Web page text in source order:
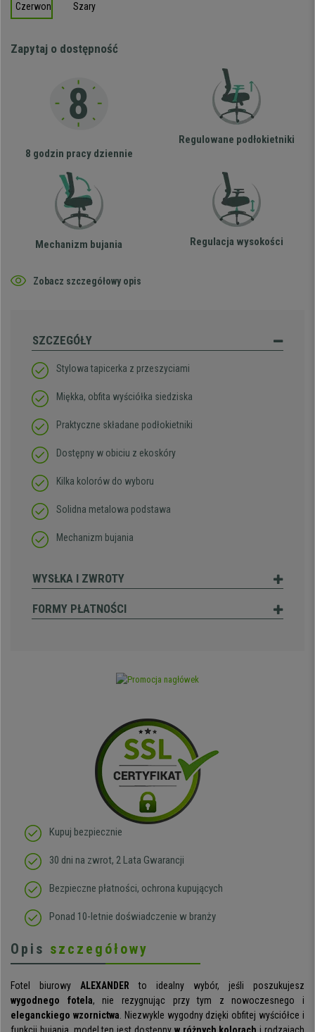
Czerwony Szary
Zapytaj o dostępność
8 godzin pracy dziennie
Regulowane podłokietniki
Mechanizm bujania Regulacja wysokości
Zobacz szczegółowy opis
SZCZEGÓŁY
Stylowa tapicerka z przeszyciami
Miękka, obfita wyściółka siedziska
Praktyczne składane podłokietniki
Dostępny w obiciu z ekoskóry
Kilka kolorów do wyboru
Solidna metalowa podstawa
Mechanizm bujania
WYSŁKA I ZWROTY
FORMY PŁATNOŚCI
Kupuj bezpiecznie
30 dni na zwrot, 2 Lata Gwarancji
Bezpieczne płatności, ochrona kupujących
Ponad 10-letnie doświadczenie w branży
Opis szczegółowy
Fotel biurowy ALEXANDER to idealny wybór, jeśli poszukujesz
wygodnego fotela, nie rezygnując przy tym z nowoczesnego i
eleganckiego wzornictwa . Niezwykle wygodny dzięki obfitej wyściółce i